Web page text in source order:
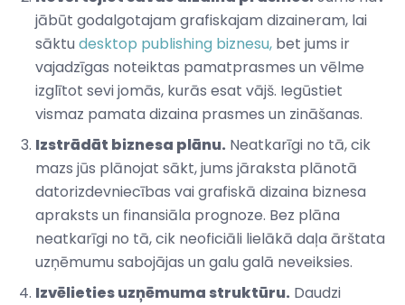
jābūt godalgotajam grafiskajam dizaineram, lai
sāktu desktop publishing biznesu, bet jums ir
vajadzīgas noteiktas pamatprasmes un vēlme
izglītot sevi jomās, kurās esat vājš. Iegūstiet
vismaz pamata dizaina prasmes un zināšanas.
Izstrādāt biznesa plānu. Neatkarīgi no tā, cik
mazs jūs plānojat sākt, jums jāraksta plānotā
datorizdevniecības vai grafiskā dizaina biznesa
apraksts un finansiāla prognoze. Bez plāna
neatkarīgi no tā, cik neoficiāli lielākā daļa ārštata
uzņēmumu sabojājas un galu galā neveiksies.
Izvēlieties uzņēmuma struktūru. Daudzi